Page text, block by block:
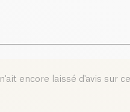
encore laissé d'avis sur